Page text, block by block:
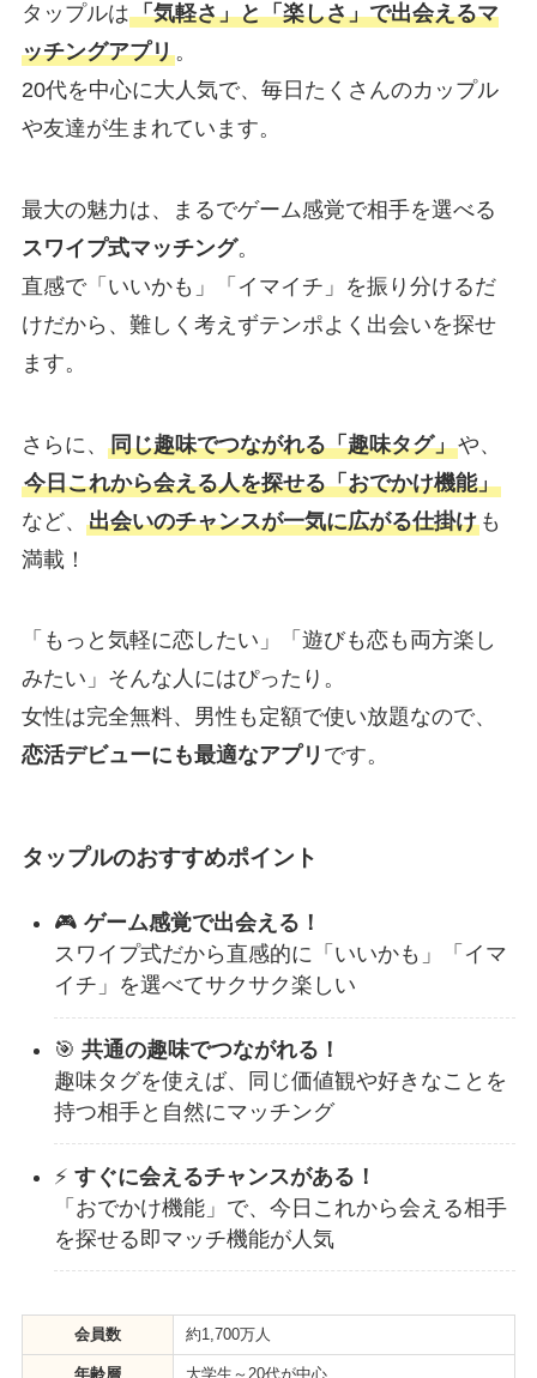
タップルは「気軽さ」と「楽しさ」で出会えるマ
ッチングアプリ。
20代を中心に大人気で、毎日たくさんのカップル
や友達が生まれています。
最大の魅力は、まるでゲーム感覚で相手を選べる
スワイプ式マッチング。
直感で「いいかも」「イマイチ」を振り分けるだ
けだから、難しく考えずテンポよく出会いを探せ
ます。
さらに、 同じ趣味でつながれる「趣味タグ」や、
今日これから会える人を探せる「おでかけ機能」
など、 出会いのチャンスが一気に広がる仕掛けも
満載！
「もっと気軽に恋したい」「遊びも恋も両方楽し
みたい」そんな人にはぴったり。
女性は完全無料、男性も定額で使い放題なので、
恋活デビューにも最適なアプリ です。
タップルのおすすめポイント
🎮 ゲーム感覚で出会える！
スワイプ式だから直感的に「いいかも」「イマ
イチ」を選べてサクサク楽しい
🎯 共通の趣味でつながれる！
趣味タグを使えば、同じ価値観や好きなことを
持つ相手と自然にマッチング
⚡ すぐに会えるチャンスがある！
「おでかけ機能」で、今日これから会える相手
を探せる即マッチ機能が人気
会員数 約1,700万人
年齢層 大学生～20代が中心